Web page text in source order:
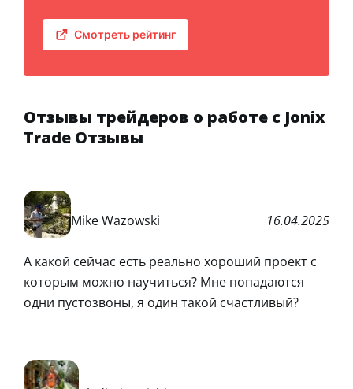
Смотреть рейтинг
Отзывы трейдеров о работе с Jonix
Trade Отзывы
Mike Wazowski 16.04.2025
А какой сейчас есть реально хороший проект с
которым можно научиться? Мне попадаются
одни пустозвоны, я один такой счастливый?